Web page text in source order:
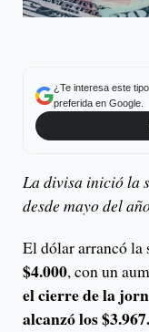
¿Te interesa este
preferida en Google.
La divisa inició la
desde mayo del
El dólar arrancó la
$4.000, con un
el cierre de la
alcanzó los $3.967.